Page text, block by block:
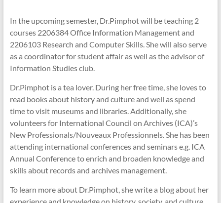
In the upcoming semester, Dr.Pimphot will be teaching 2
courses 2206384 Office Information Management and
2206103 Research and Computer Skills. She will also serve
as a coordinator for student affair as well as the advisor of
Information Studies club.
Dr.Pimphot is a tea lover. During her free time, she loves to
read books about history and culture and well as spend
time to visit museums and libraries. Additionally, she
volunteers for International Council on Archives (ICA)’s
New Professionals/Nouveaux Professionnels. She has been
attending international conferences and seminars e.g. ICA
Annual Conference to enrich and broaden knowledge and
skills about records and archives management.
To learn more about Dr.Pimphot, she write a blog about her